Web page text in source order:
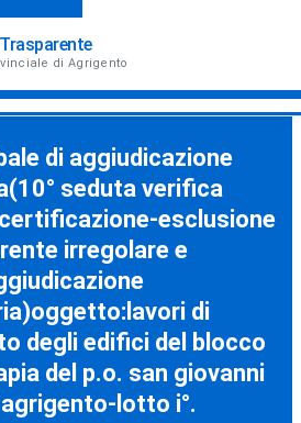
di Agrigento
di aggiudicazione
seduta verifica
esclusione
irregolare e
di
degli edifici del blocco
del p.o. san giovanni
lotto i°.